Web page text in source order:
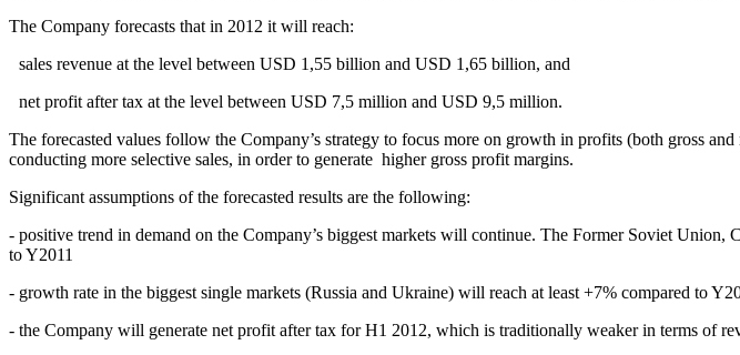
The Company forecasts that in 2012 it will reach:
sales revenue at the level between USD 1,55 billion and USD 1,65 billion, and
profit after tax at the level between USD 7,5 million and USD 9,5 million.
The forecasted values follow the Company’s strategy to focus more on growth in profits (both gross
conducting more selective sales, in order to generate higher gross profit margins.
Significant assumptions of the forecasted results are the following:
- positive trend in demand on the Company’s biggest markets will continue. The Former Soviet
to Y2011
- growth rate in the biggest single markets (Russia and Ukraine) will reach at least +7% compared to
- the Company will generate net profit after tax for H1 2012, which is traditionally weaker in terms of